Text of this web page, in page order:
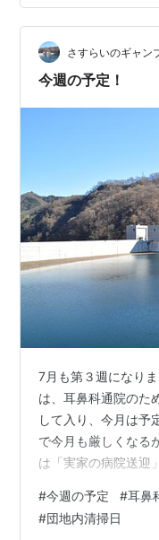
日ですが、今月は予
なり少ないです。
日も取ったので、さ
容ですね。かなり伸
さすらいのギャン
今週の予定！
7月も第３週になり
は、耳鼻科通院のた
して入り、今月は予
で今月も厳しくなる
は「実家の病院送迎
ーグ男子」の「日本
好調で、現在負けな
#今週の予定 #耳鼻
#団地内清掃日